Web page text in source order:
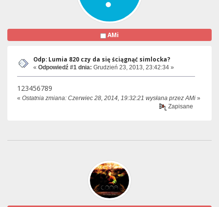
AMi
Odp: Lumia 820 czy da się ściągnąć simlocka?
« Odpowiedź #1 dnia: Grudzień 23, 2013, 23:42:34 »
123456789
« Ostatnia zmiana: Czerwiec 28, 2014, 19:32:21 wysłana przez AMi »
Zapisane